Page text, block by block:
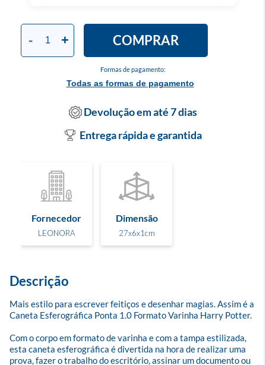
Formas de pagamento:
Todas as formas de pagamento
- + COMPRAR
Devolução em até 7 dias
Entrega rápida e garantida
Fornecedor
LEONORA
Dimensão
27x6x1cm
Descrição
Mais estilo para escrever feitiços e desenhar magias. Assim é a
Caneta Esferográfica Ponta 1.0 Formato Varinha Harry Potter.
Com o corpo em formato de varinha e com a tampa estilizada,
esta caneta esferográfica é divertida na hora de realizar uma
prova, fazer o trabalho do escritório, assinar um documento ou